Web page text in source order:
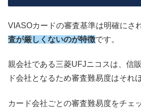
VIASOカードの審査基準は明確にさ
査が厳しくないのが特徴です。
親会社である三菱UFJニコスは、信
ド会社となるため審査難易度はそれ
カード会社ごとの審査難易度をチェ